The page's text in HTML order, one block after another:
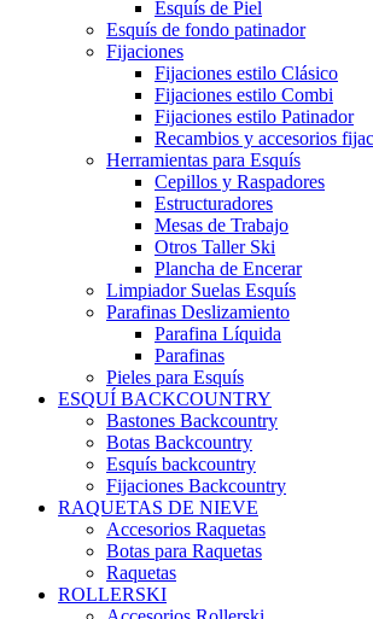
Esquís de Piel
Esquís de fondo patinador
Fijaciones
Fijaciones estilo Clásico
Fijaciones estilo Combi
Fijaciones estilo Patinador
Recambios y accesorios
Herramientas para Esquís
Cepillos y Raspadores
Estructuradores
Mesas de Trabajo
Otros Taller Ski
Plancha de Encerar
Limpiador Suelas Esquís
Parafinas Deslizamiento
Parafina Líquida
Parafinas
Pieles para Esquís
ESQUÍ BACKCOUNTRY
Bastones Backcountry
Botas Backcountry
Esquís backcountry
Fijaciones Backcountry
RAQUETAS DE NIEVE
Accesorios Raquetas
Botas para Raquetas
Raquetas
ROLLERSKI